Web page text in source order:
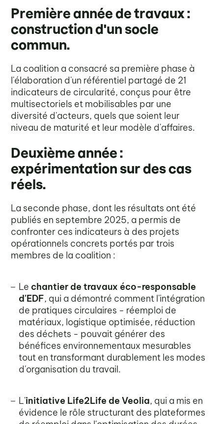
Première année de travaux :
construction d'un socle
commun.
La coalition a consacré sa première phase à
l'élaboration d'un référentiel partagé de 21
indicateurs de circularité, conçus pour être
multisectoriels et mobilisables par une
diversité d'acteurs, quels que soient leur
niveau de maturité et leur modèle d'affaires.
Deuxième année :
expérimentation sur des cas
réels.
La seconde phase, dont les résultats ont été
publiés en septembre 2025, a permis de
confronter ces indicateurs à des projets
opérationnels concrets portés par trois
membres de la coalition :
Le chantier de travaux éco-responsable
d'EDF, qui a démontré comment l'intégration
de pratiques circulaires - réemploi de
matériaux, logistique optimisée, réduction
des déchets - pouvait générer des
bénéfices environnementaux mesurables
tout en transformant durablement les modes
d'organisation du travail.
L'initiative Life2Life de Veolia, qui a mis en
évidence le rôle structurant des plateformes